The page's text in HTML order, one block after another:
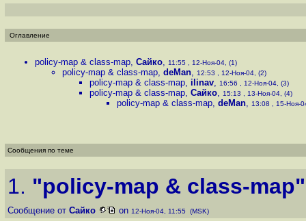
Оглавление
policy-map & class-map, Сайко, 11:55 , 12-Ноя-04, (1)
policy-map & class-map, deMan, 12:53 , 12-Ноя-04, (2)
policy-map & class-map, ilinav, 16:56 , 12-Ноя-04, (3)
policy-map & class-map, Сайко, 15:13 , 13-Ноя-04, (4)
policy-map & class-map, deMan, 13:08 , 15-Ноя-
Сообщения по теме
1. "policy-map & class-map"
Сообщение от Сайко on 12-Ноя-04, 11:55 (MSK)